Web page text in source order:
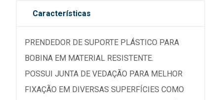
Características
PRENDEDOR DE SUPORTE PLÁSTICO PARA
BOBINA EM MATERIAL RESISTENTE.
POSSUI JUNTA DE VEDAÇÃO PARA MELHOR
FIXAÇÃO EM DIVERSAS SUPERFÍCIES COMO